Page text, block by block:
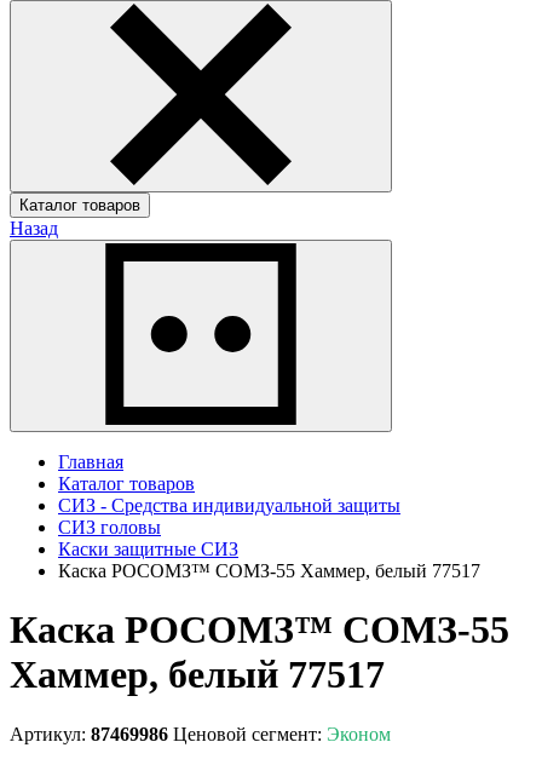
Каталог товаров
Назад
Главная
Каталог товаров
СИЗ - Средства индивидуальной защиты
СИЗ головы
Каски защитные СИЗ
Каска РОСОМЗ™ СОМЗ-55 Хаммер, белый 77517
Каска РОСОМЗ™ СОМЗ-55
Хаммер, белый 77517
Артикул: 87469986 Ценовой сегмент: Эконом